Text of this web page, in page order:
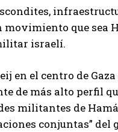
que sea
israelí.
en el centro de
de más alto perfil
militantes de
conjuntas”